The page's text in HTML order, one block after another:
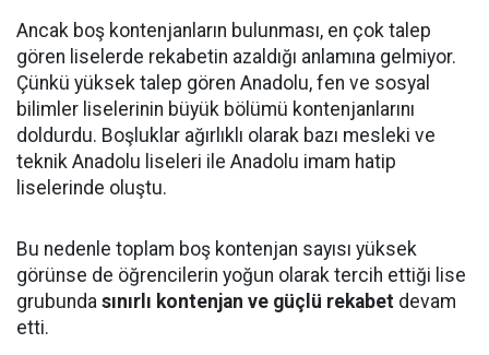
Ancak boş kontenjanların bulunması, en çok talep
gören liselerde rekabetin azaldığı anlamına gelmiyor.
Çünkü yüksek talep gören Anadolu, fen ve sosyal
bilimler liselerinin büyük bölümü kontenjanlarını
doldurdu. Boşluklar ağırlıklı olarak bazı mesleki ve
teknik Anadolu liseleri ile Anadolu imam hatip
liselerinde oluştu.
Bu nedenle toplam boş kontenjan sayısı yüksek
görünse de öğrencilerin yoğun olarak tercih ettiği lise
grubunda sınırlı kontenjan ve güçlü rekabet devam
etti.